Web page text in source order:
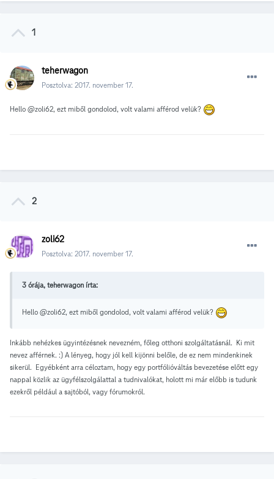
1
teherwagon
Posztolva: 2017. november 17.
Hello @zoli62, ezt miből gondolod, volt valami afférod velük?
2
zoli62
Posztolva: 2017. november 17.
3 órája, teherwagon írta:
Hello @zoli62, ezt miből gondolod, volt valami afférod velük?
Inkább nehézkes ügyintézésnek nevezném, főleg otthoni szolgáltatásnál. Ki mit
nevez afférnek. :) A lényeg, hogy jól kell kijönni belőle, de ez nem mindenkinek
sikerül. Egyébként arra céloztam, hogy egy portfólióváltás bevezetése előtt egy
nappal közlik az ügyfélszolgálattal a tudnivalókat, holott mi már előbb is tudunk
ezekről például a sajtóból, vagy fórumokról.